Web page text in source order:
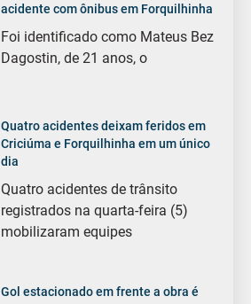
acidente com ônibus em Forquilhinha
Foi identificado como Mateus Bez
Dagostin, de 21 anos, o
Quatro acidentes deixam feridos em
Criciúma e Forquilhinha em um único
dia
Quatro acidentes de trânsito
registrados na quarta-feira (5)
mobilizaram equipes
Gol estacionado em frente a obra é